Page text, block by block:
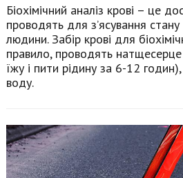
Біохімічний аналіз крові – це
проводять для з’ясування стану
людини. Забір крові для
правило, проводять
їжу і пити рідину за 6-12
воду.